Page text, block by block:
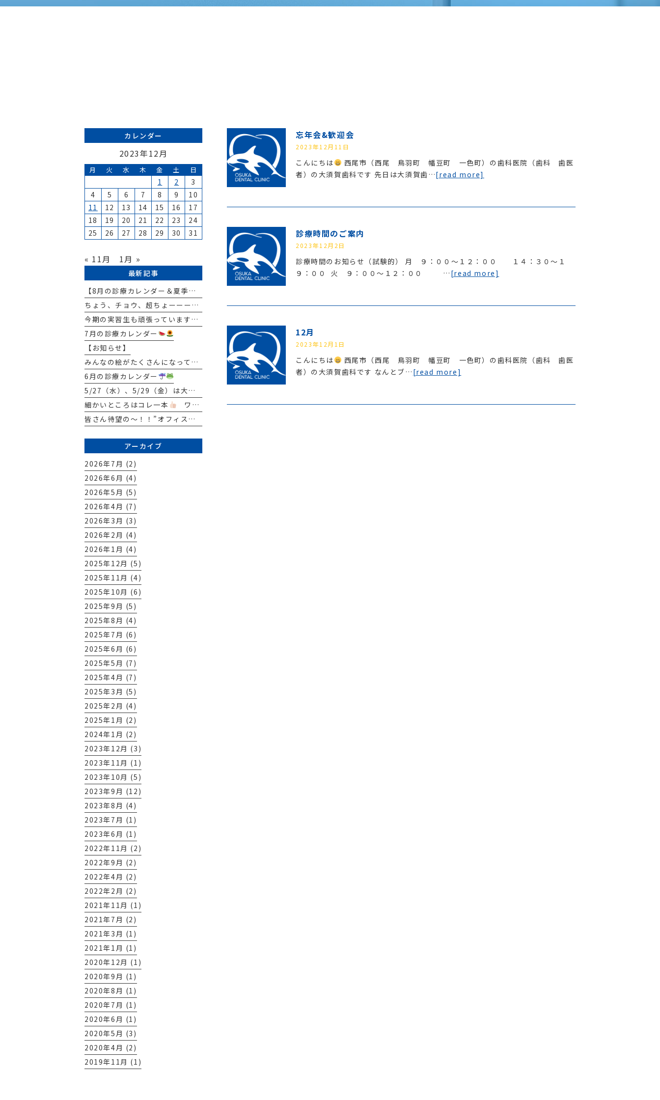
忘年会&歓迎会
2023年12月11日
こんにちは
西尾市（西尾 鳥羽町 幡豆町 一色町）の歯科医院（歯科 歯医
者）の大須賀歯科です 先日は大須賀歯…[read more]
診療時間のご案内
2023年12月2日
診療時間のお知らせ（試験的） 月 ９：００〜１２：００ １４：３０〜１
９：００ 火 ９：００〜１２：００ … [read more]
12月
2023年12月1日
こんにちは
西尾市（西尾 鳥羽町 幡豆町 一色町）の歯科医院（歯科 歯医
者）の大須賀歯科です なんとブ… [read more]
カレンダー
2023年12月
月 火 水 木 金 土 日
1 2
3
4
5 6 7 8 9
10
11
12 13 14 15 16
17
18
19 20 21 22 23
24
25
26 27 28 29 30 31
« 11月 1月 »
最新記事
【8月の診療カレンダー＆夏季休暇のお知らせ
ちょう、チョウ、超ちょーーー BIG NEWS
今期の実習生も頑張っています
7月の診療カレンダー
【お知らせ】
みんなの絵がたくさんになってきたよ
6月の診療カレンダー
5/27（水）、5/29（金）は大先生（院長）はお休みとなります
細かいところはコレ一本
ワンタフトブラシ
皆さん待望の～！！”オフィスホワイトニング
アーカイブ
2026年7月 (2)
2026年6月 (4)
2026年5月 (5)
2026年4月 (7)
2026年3月 (3)
2026年2月 (4)
2026年1月 (4)
2025年12月 (5)
2025年11月 (4)
2025年10月 (6)
2025年9月 (5)
2025年8月 (4)
2025年7月 (6)
2025年6月 (6)
2025年5月 (7)
2025年4月 (7)
2025年3月 (5)
2025年2月 (4)
2025年1月 (2)
2024年1月 (2)
2023年12月 (3)
2023年11月 (1)
2023年10月 (5)
2023年9月 (12)
2023年8月 (4)
2023年7月 (1)
2023年6月 (1)
2022年11月 (2)
2022年9月 (2)
2022年4月 (2)
2022年2月 (2)
2021年11月 (1)
2021年7月 (2)
2021年3月 (1)
2021年1月 (1)
2020年12月 (1)
2020年9月 (1)
2020年8月 (1)
2020年7月 (1)
2020年6月 (1)
2020年5月 (3)
2020年4月 (2)
2019年11月 (1)